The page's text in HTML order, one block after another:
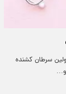
سرطان کشنده
و…